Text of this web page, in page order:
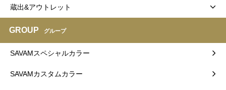
蔵出&アウトレット
GROUP グループ
SAVAMスペシャルカラー
SAVAMカスタムカラー